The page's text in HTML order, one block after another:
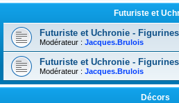
Futuriste et
Futuriste et Uchronie -
Modérateur : Jacques.Brulois
Futuriste et Uchronie -
Modérateur : Jacques.Brulois
Décors